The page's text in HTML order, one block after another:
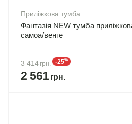
Приліжкова тумба
Фантазія NEW тумба
самоа/венге
3 414 -25%
2 561